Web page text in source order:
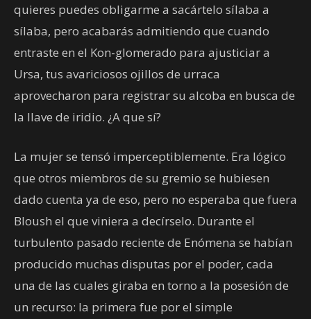
quieres puedes obligarme a sacártelo sílaba a
sílaba, pero acabarás admitiendo que cuando
entraste en el Kon-glomerado para ajusticiar a
Ursa, tus avariciosos ojillos de urraca
aprovecharon para registrar su alcoba en busca de
la llave de iridio. ¿A que sí?
La mujer se tensó imperceptiblemente. Era lógico
que otros miembros de su gremio se hubiesen
dado cuenta ya de eso, pero no esperaba que fuera
Bloush el que viniera a decírselo. Durante el
turbulento pasado reciente de Enómena se habían
producido muchas disputas por el poder, cada
una de las cuales giraba en torno a la posesión de
un recurso: la primera fue por el simple